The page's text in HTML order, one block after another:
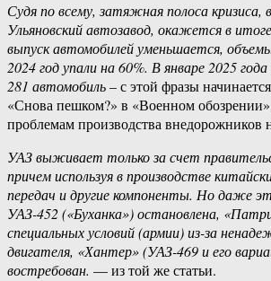
Судя по всему, затяжная полоса кризиса,
Ульяновский автозавод, окажется в
выпуск автомобилей уменьшается,
2024 год упали на 60%. В январе 2025
281 автомобиль– с этой фразы
«Снова пешком?» в «Военном
проблемам производства внедорожников
УАЗ выживает только за счет
причем используя в производстве
передач и другие компоненты. Но даже
УАЗ-452 («Буханка») остановлена,
специальных условий (армии) из-за
двигателя, «Хантер» (УАЗ-469 и его
востребован. — из той же статьи.